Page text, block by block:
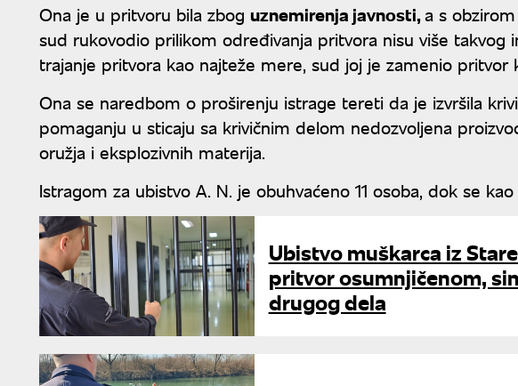
Ona je u pritvoru bila zbog uznemirenja javnosti,a s
sud rukovodio prilikom određivanja pritvora nisu više takvog
trajanje pritvora kao najteže mere, sud joj je zamenio pritvor
Ona se naredbom o proširenju istrage tereti da je izvršila
pomaganju u sticaju sa krivičnim delom nedozvoljena
oružja i eksplozivnih materija.
Istragom za ubistvo A. N. je obuhvaćeno 11 osoba, dok se
Ubistvo muškarca iz
pritvor osumnjičenom,
drugog dela